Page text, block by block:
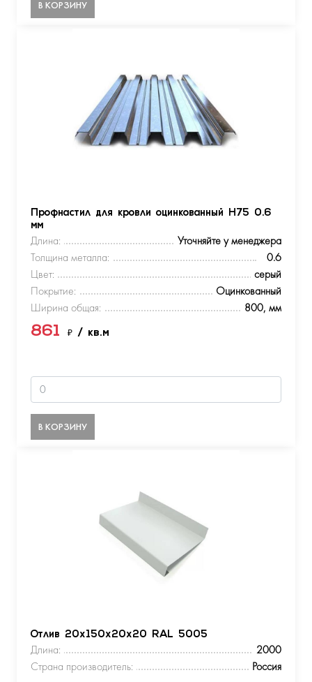
В КОРЗИНУ
Профнастил для кровли оцинкованный Н75 0.6
мм
Длина:
Уточняйте у менеджера
Толщина металла:
0.6
Цвет:
серый
Покрытие:
Оцинкованный
Ширина общая:
800, мм
861 ₽ / кв.м
В КОРЗИНУ
Отлив 20х150х20х20 RAL 5005
Длина:
2000
Страна производитель:
Россия